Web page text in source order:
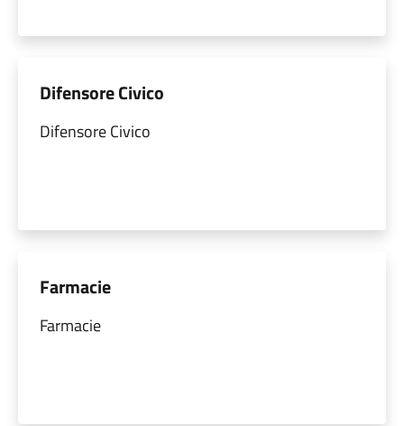
Difensore Civico
Difensore Civico
Farmacie
Farmacie